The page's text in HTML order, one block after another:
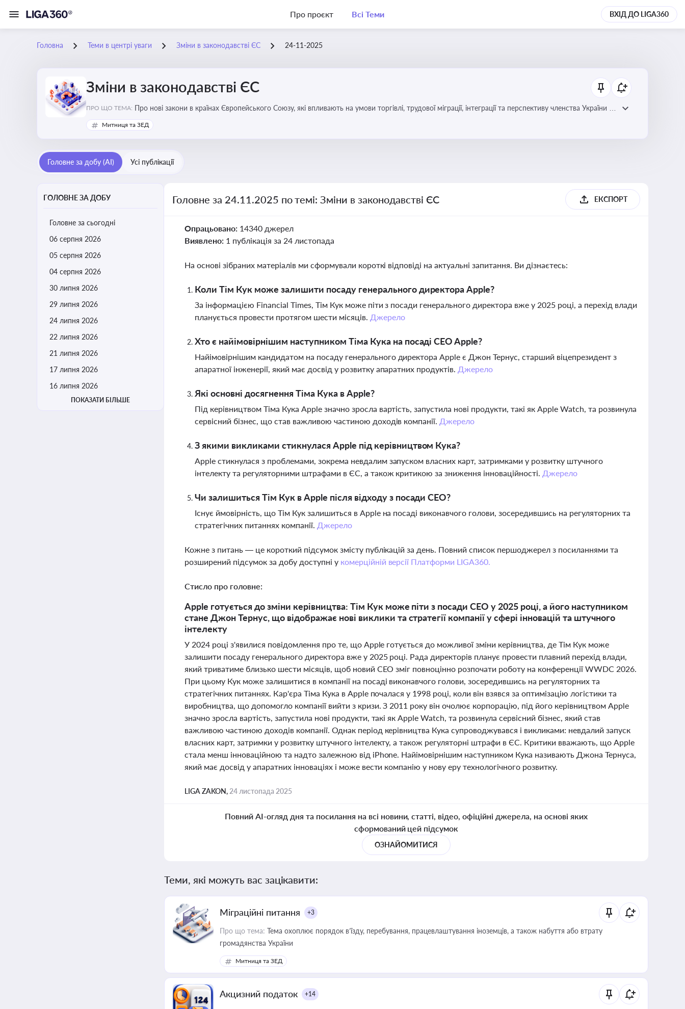
Про проєкт Всі Теми ВХІД ДО LIGA360
Головна Теми в центрі уваги Зміни в законодавстві ЄС 24-11-2025
Зміни в законодавстві ЄС
ПРО ЩО ТЕМА: Про нові закони в країнах Європейського Союзу, які впливають на умови торгівлі, трудової міграції, інтеграції та перспективу членства України в
Євросоюзі
Митниця та ЗЕД
Головне за добу (AI) Усі публікації
ГОЛОВНЕ ЗА ДОБУ
Головне за сьогодні
06 серпня 2026
05 серпня 2026
04 серпня 2026
30 липня 2026
29 липня 2026
24 липня 2026
22 липня 2026
21 липня 2026
17 липня 2026
16 липня 2026
ПОКАЗАТИ БІЛЬШЕ
Головне за 24.11.2025 по темі: Зміни в законодавстві ЄС ЕКСПОРТ
Опрацьовано: 14340 джерел
Виявлено: 1 публікація за 24 листопада
На основі зібраних матеріалів ми сформували короткі відповіді на актуальні запитання. Ви дізнаєтесь:
Коли Тім Кук може залишити посаду генерального директора Apple?
За інформацією Financial Times, Тім Кук може піти з посади генерального директора вже у 2025 році, а перехід влади
планується провести протягом шести місяців. Джерело
Хто є найімовірнішим наступником Тіма Кука на посаді CEO Apple?
Найімовірнішим кандидатом на посаду генерального директора Apple є Джон Тернус, старший віцепрезидент з
апаратної інженерії, який має досвід у розвитку апаратних продуктів. Джерело
Які основні досягнення Тіма Кука в Apple?
Під керівництвом Тіма Кука Apple значно зросла вартість, запустила нові продукти, такі як Apple Watch, та розвинула
сервісний бізнес, що став важливою частиною доходів компанії. Джерело
З якими викликами стикнулася Apple під керівництвом Кука?
Apple стикнулася з проблемами, зокрема невдалим запуском власних карт, затримками у розвитку штучного
інтелекту та регуляторними штрафами в ЄС, а також критикою за зниження інноваційності. Джерело
Чи залишиться Тім Кук в Apple після відходу з посади CEO?
Існує ймовірність, що Тім Кук залишиться в Apple на посаді виконавчого голови, зосередившись на регуляторних та
стратегічних питаннях компанії. Джерело
Кожне з питань — це короткий підсумок змісту публікацій за день. Повний список першоджерел з посиланнями та
розширений підсумок за добу доступні у комерційній версії Платформи LIGA360.
Стисло про головне:
Apple готується до зміни керівництва: Тім Кук може піти з посади CEO у 2025 році, а його наступником
стане Джон Тернус, що відображає нові виклики та стратегії компанії у сфері інновацій та штучного
інтелекту
У 2024 році з'явилися повідомлення про те, що Apple готується до можливої зміни керівництва, де Тім Кук може
залишити посаду генерального директора вже у 2025 році. Рада директорів планує провести плавний перехід влади,
який триватиме близько шести місяців, щоб новий CEO зміг повноцінно розпочати роботу на конференції WWDC 2026.
При цьому Кук може залишитися в компанії на посаді виконавчого голови, зосередившись на регуляторних та
стратегічних питаннях. Кар'єра Тіма Кука в Apple почалася у 1998 році, коли він взявся за оптимізацію логістики та
виробництва, що допомогло компанії вийти з кризи. З 2011 року він очолює корпорацію, під його керівництвом Apple
значно зросла вартість, запустила нові продукти, такі як Apple Watch, та розвинула сервісний бізнес, який став
важливою частиною доходів компанії. Однак період керівництва Кука супроводжувався і викликами: невдалий запуск
власних карт, затримки у розвитку штучного інтелекту, а також регуляторні штрафи в ЄС. Критики вважають, що Apple
стала менш інноваційною та надто залежною від iPhone. Найімовірнішим наступником Кука називають Джона Тернуса,
який має досвід у апаратних інноваціях і може вести компанію у нову еру технологічного розвитку.
LIGA ZAKON, 24 листопада 2025
Повний AI-огляд дня та посилання на всі новини, статті, відео, офіційні джерела, на основі яких
сформований цей підсумок
ОЗНАЙОМИТИСЯ
Теми, які можуть вас зацікавити:
Міграційні питання +3
Про що тема: Тема охоплює порядок в’їзду, перебування, працевлаштування іноземців, а також набуття або втрату
громадянства України
Митниця та ЗЕД
Акцизний податок +14